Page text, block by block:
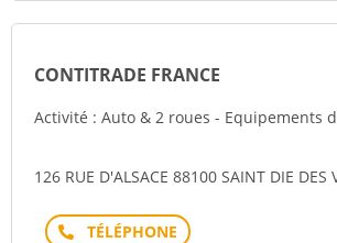
CONTITRADE FRANCE
Activité : Auto & 2 roues - Equipements
126 RUE D'ALSACE 88100 SAINT DIE DES
Téléphone